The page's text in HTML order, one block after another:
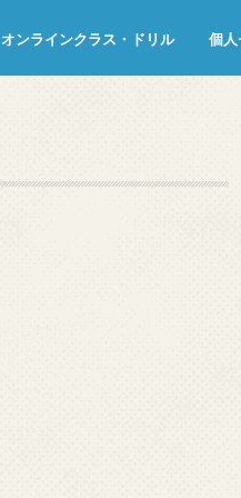
オンラインクラス・ドリル 個人